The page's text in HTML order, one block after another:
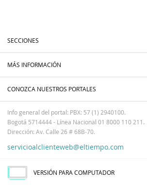
SECCIONES
MÁS INFORMACIÓN
CONOZCA NUESTROS PORTALES
Info general del portal: PBX: 57 (1) 2940100.
Bogotá 5714444 - Línea Nacional 01 8000 110 211.
Dirección: Av. Calle 26 # 68B-70.
servicioalclienteweb@eltiempo.com
VERSIÓN PARA COMPUTADOR